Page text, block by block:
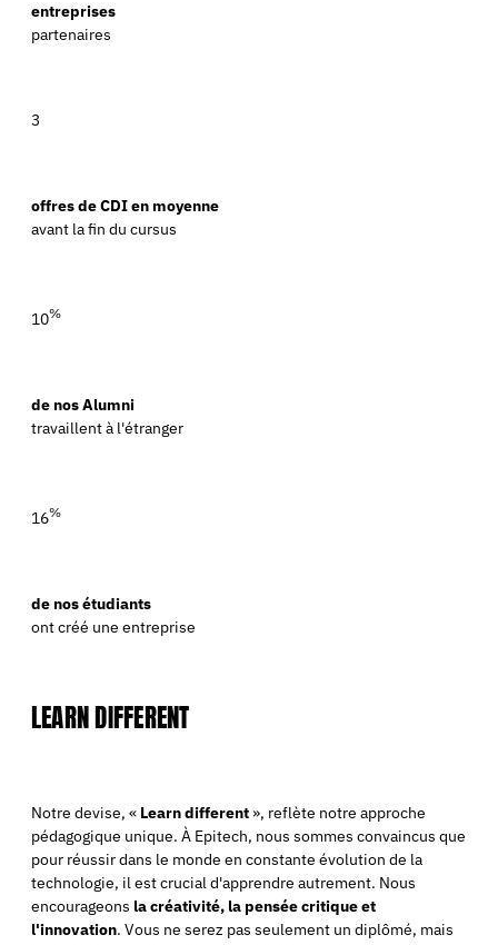
entreprises
partenaires
3
offres de CDI en moyenne
avant la fin du cursus
10%
de nos Alumni
travaillent à l'étranger
16%
de nos étudiants
ont créé une entreprise
LEARN DIFFERENT
Notre devise, « Learn different», reflète notre approche
pédagogique unique. À Epitech, nous sommes convaincus que
pour réussir dans le monde en constante évolution de la
technologie, il est crucial d'apprendre autrement. Nous
encourageons la créativité, la pensée critique et
l'innovation. Vous ne serez pas seulement un diplômé, mais